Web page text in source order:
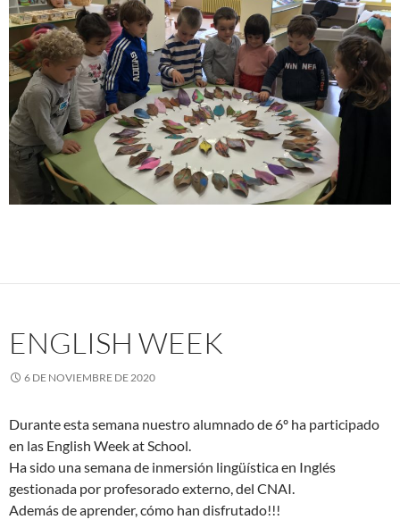
ENGLISH WEEK
6 DE NOVIEMBRE DE 2020
Durante esta semana nuestro alumnado de 6º ha participado
en las English Week at School.
Ha sido una semana de inmersión lingüística en Inglés
gestionada por profesorado externo, del CNAI.
Además de aprender, cómo han disfrutado!!!